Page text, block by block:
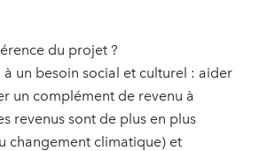
du projet ?
un besoin social et culturel : aider
un complément de revenu à
revenus sont de plus en plus
changement climatique) et